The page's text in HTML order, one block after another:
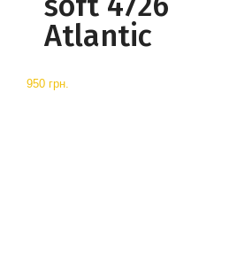
Atlantic
950 грн.